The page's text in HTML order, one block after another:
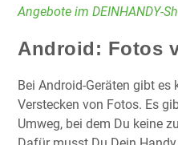
Angebote im DEINHANDY-
Android: Fotos
Bei Android-Geräten gibt
Verstecken von Fotos. Es
Umweg, bei dem Du keine